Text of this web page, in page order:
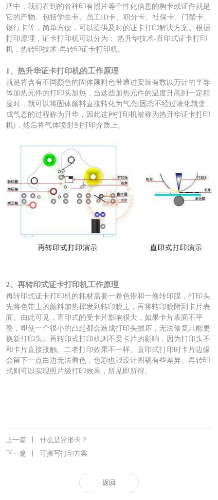
活中，我们看到的各种印有照片等个性化信息的胸卡或证件就是
它的产物。包括学生卡、员工ID卡、积分卡、社保卡、门禁卡、
银行卡等，简单方便，可以提供及时的证卡打印解决方案。根据
打印原理，证卡打印机可以分为：
热升华技术-直印式证卡打印
机，热转印技术-再转印证卡打印机。
1、热升华证卡打印机的工作原理
就是将含有不同颜色的固体颜料色带通过安装有数以万计的半导
体加热元件的打印头加热，当这些加热元件的温度升高到一定程
度时，就可以将固体颜料直接转化为气态(固态不经过液化就变
成气态的过程称为升华，因此这种打印机被称为热升华证卡打印
机)，然后将气体喷射到打印介质上。
2、再转印式证卡打印机工作原理
再转印式证卡打印机的耗材需要一卷色带和一卷转印膜，打印头
先将色带上的颜料加热挥发到转印膜上，再将转印膜附到卡片表
面。由此可见，直印式的受卡片影响很大，如果卡片表面不平
整，即使一个很小的凸起都会造成打印头损坏，无法修复只能更
换新打印头。再转印式打印机则不受卡片的影响，因为打印头不
和卡片直接接触。二者打印效果不一样。直印式打印时卡片边缘
会留下一点白边无法着色，色彩也跟设计图稿有些差异。再转印
式则可以实现照片级打印效果，所见即所得。
上一篇
什么是异形卡？
下一篇
可擦写打印方案
返回